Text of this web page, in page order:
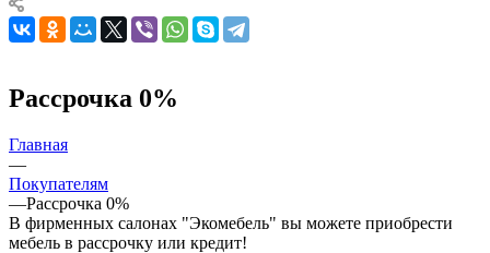
Рассрочка 0%
Главная
—
Покупателям
—Рассрочка 0%
В фирменных салонах "Экомебель" вы можете приобрести
мебель в рассрочку или кредит!